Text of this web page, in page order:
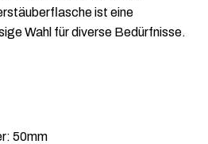
ist eine
Wahl für diverse Bedürfnisse.
50mm